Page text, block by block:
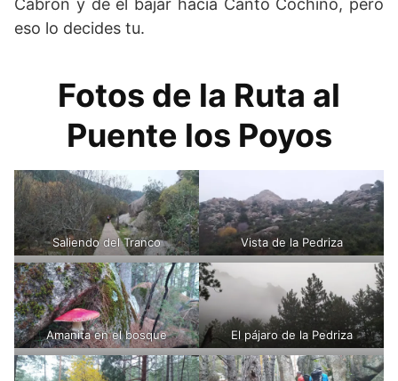
Cabrón y de el bajar hacia Canto Cochino, pero
eso lo decides tu.
Fotos de la Ruta al
Puente los Poyos
Saliendo del Tranco Vista de la Pedriza
Amanita en el bosque El pájaro de la Pedriza